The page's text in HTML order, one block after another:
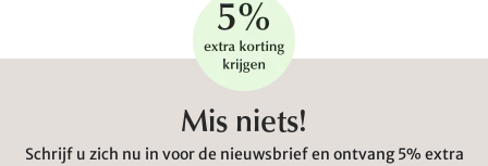
Mis niets!
Schrijf u zich nu in voor de nieuwsbrief en ontvang 5% extra